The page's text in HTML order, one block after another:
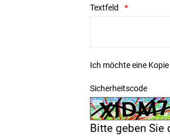
Textfeld
Ich möchte eine
Sicherheitscode
Bitte geben Sie